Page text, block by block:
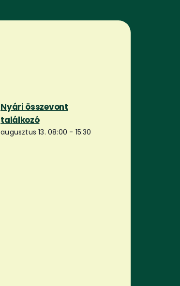
Nyári összevont
találkozó
augusztus 13. 08:00 - 15:30